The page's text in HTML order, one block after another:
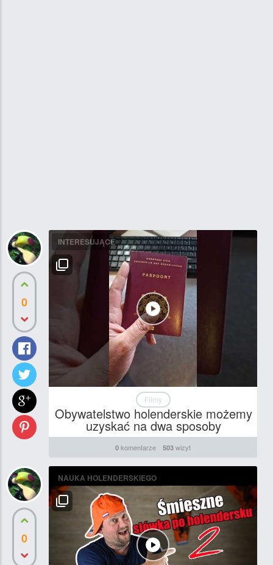
0
INTERESUJĄCE
Filmy
Obywatelstwo holenderskie możemy
uzyskać na dwa sposoby
0 komentarze 503 wizyt
0
NAUKA HOLENDERSKIEGO